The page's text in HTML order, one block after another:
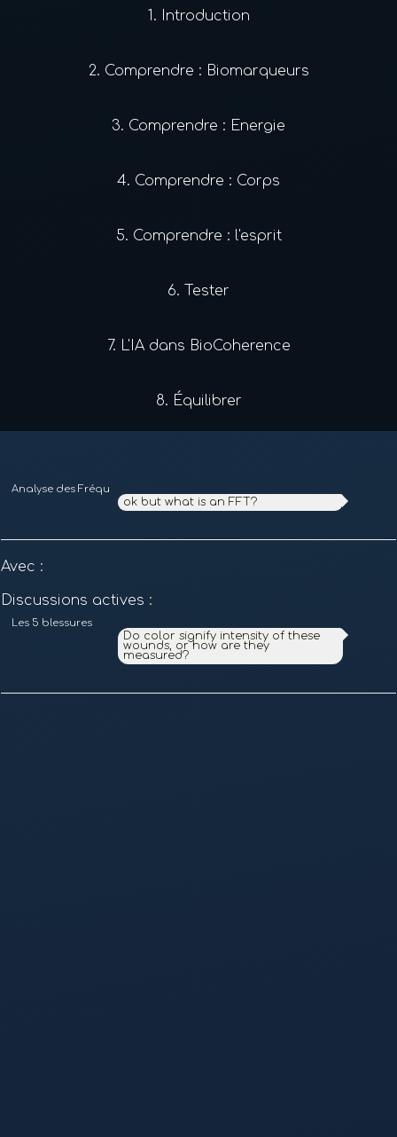
1. Introduction
2. Comprendre : Biomarqueurs
3. Comprendre : Energie
4. Comprendre : Corps
5. Comprendre : l'esprit
6. Tester
7. L'IA dans BioCoherence
8. Équilibrer
Analyse des Fréquences et des Harmoniques
ok but what is an FFT?
Avec :
Discussions actives :
Les 5 blessures
Do color signify intensity of these
wounds, or how are they
measured?